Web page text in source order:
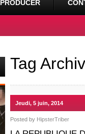
PRODUCER
Tag
Jeudi, 5 juin, 2014
Posted by HipsterTriber